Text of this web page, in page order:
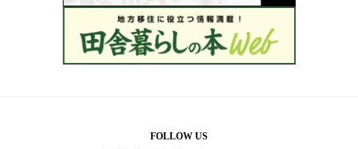
FOLLOW US